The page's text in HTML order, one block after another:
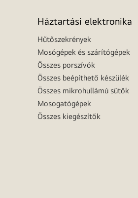
Háztartási elektronika
Hűtőszekrények
Mosógépek és szárítógépek
Összes porszívók
Összes beépíthető készülék
Összes mikrohullámú sütők
Mosogatógépek
Összes kiegészítők